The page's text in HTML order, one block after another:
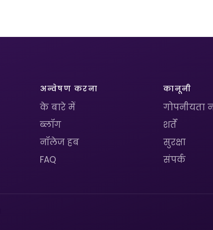
अन्वेषण करना
के बारे में
ब्लॉग
नॉलेज हब
FAQ
कानूनी
गोपनीयता
शर्तें
सुरक्षा
संपर्क